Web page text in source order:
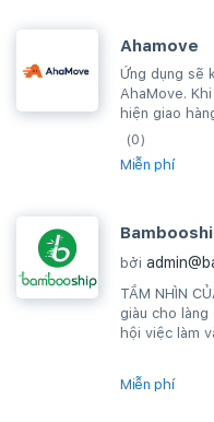
Ahamove
Ứng dụng sẽ
AhaMove.
hiện giao
(0)
Miễn phí
bởi
TẦM NHÌN
giàu cho làng
hội việc làm
Miễn phí